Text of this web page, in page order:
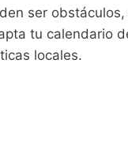
ser
tu calendario
locales.